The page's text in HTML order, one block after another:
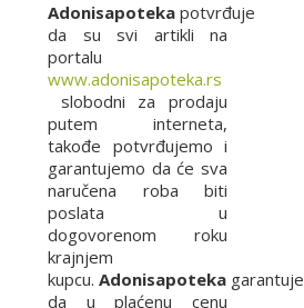
Adonisapoteka potvrđuje
da su svi artikli na
portalu
www.adonisapoteka.rs
slobodni za prodaju
putem interneta,
takođe potvrđujemo i
garantujemo da će sva
naručena roba biti
poslata u
dogovorenom roku
krajnjem
kupcu. Adonisapoteka garantuje
da u plaćenu cenu